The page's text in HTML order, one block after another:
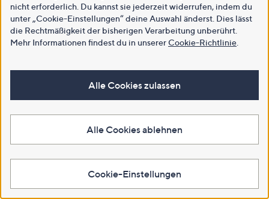
nicht erforderlich. Du kannst sie jederzeit widerrufen, indem du
unter „Cookie-Einstellungen“ deine Auswahl änderst. Dies lässt
die Rechtmäßigkeit der bisherigen Verarbeitung unberührt.
Mehr Informationen findest du in unsererCookie-Richtlinie
Alle Cookies zulassen
Alle Cookies ablehnen
Cookie-Einstellungen